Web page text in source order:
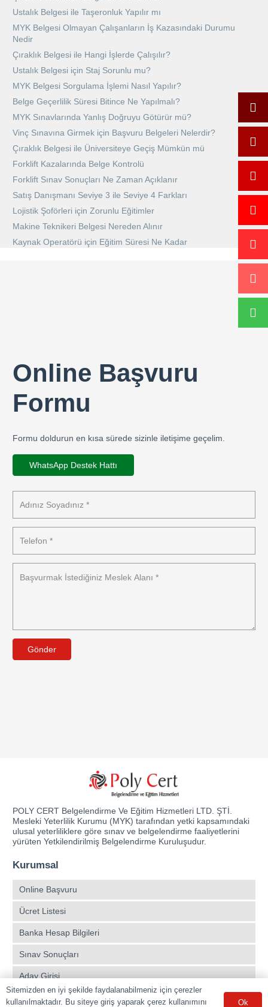
Ustalık Belgesi ile Taşeronluk Yapılır mı
MYK Belgesi Olmayan Çalışanların İş Kazasındaki Durumu
Nedir
Çıraklık Belgesi ile Hangi İşlerde Çalışılır?
Ustalık Belgesi için Staj Sorunlu mu?
MYK Belgesi Sorgulama İşlemi Nasıl Yapılır?
Belge Geçerlilik Süresi Bitince Ne Yapılmalı?
MYK Sınavlarında Yanlış Doğruyu Götürür mü?
Vinç Sınavına Girmek için Başvuru Belgeleri Nelerdir?
Çıraklık Belgesi ile Üniversiteye Geçiş Mümkün mü
Forklift Kazalarında Belge Kontrolü
Forklift Sınav Sonuçları Ne Zaman Açıklanır
Satış Danışmanı Seviye 3 ile Seviye 4 Farkları
Lojistik Şoförleri için Zorunlu Eğitimler
Makine Teknikeri Belgesi Nereden Alınır
Kaynak Operatörü için Eğitim Süresi Ne Kadar
Online Başvuru
Formu
Formu doldurun en kısa sürede sizinle iletişime geçelim.
WhatsApp Destek Hattı
Gönder
POLY CERT Belgelendirme Ve Eğitim Hizmetleri LTD. ŞTİ.
Mesleki Yeterlilik Kurumu (MYK) tarafından yetki kapsamındaki
ulusal yeterliliklere göre sınav ve belgelendirme faaliyetlerini
yürüten Yetkilendirilmiş Belgelendirme Kuruluşudur.
Kurumsal
Online Başvuru
Ücret Listesi
Banka Hesap Bilgileri
Sınav Sonuçları
Aday Girişi
Sınav Merkezleri
Sitemizden en iyi şekilde faydalanabilmeniz için çerezler
kullanılmaktadır. Bu siteye giriş yaparak çerez kullanımını
Ok